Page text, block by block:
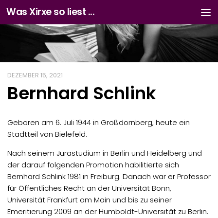
Zum Inhalt springen
Was Xirxe so liest ...
DEZEMBER 15, 2021
Bernhard Schlink
Geboren am 6. Juli 1944 in Großdornberg, heute ein
Stadtteil von Bielefeld.
Nach seinem Jurastudium in Berlin und Heidelberg und
der darauf folgenden Promotion habilitierte sich
Bernhard Schlink 1981 in Freiburg. Danach war er Professor
für Öffentliches Recht an der Universität Bonn,
Universität Frankfurt am Main und bis zu seiner
Emeritierung 2009 an der Humboldt-Universität zu Berlin.